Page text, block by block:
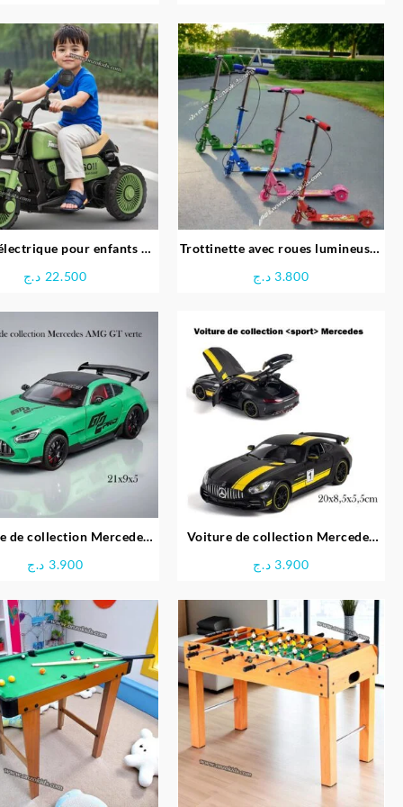
pour enfants –
22.500 د.ج
Trottinette avec roues lumineuses
3.800 د.ج
de collection Mercedes
3.900 د.ج
Voiture de collection Mercedes
3.900 د.ج